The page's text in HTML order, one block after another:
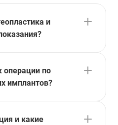
и
операции по
имплантов?
и какие